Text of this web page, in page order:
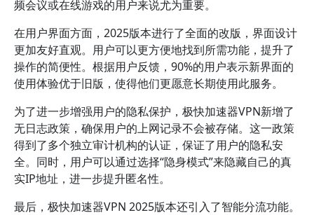
频会议或在线游戏的用户来说尤为重要。
在用户界面方面，2025版本进行了全面的改版，界面设计
更加友好直观。用户可以更方便地找到所需功能，提升了
操作的简便性。根据用户反馈，90%的用户表示新界面的
使用体验优于旧版，使得他们更愿意长期使用此服务。
为了进一步增强用户的隐私保护，极快加速器VPN新增了
无日志政策，确保用户的上网记录不会被存储。这一政策
得到了多个独立审计机构的认证，保证了用户的隐私安
全。同时，用户可以通过选择“隐身模式”来隐藏自己的真
实IP地址，进一步提升匿名性。
最后，极快加速器VPN 2025版本还引入了智能分流功能。